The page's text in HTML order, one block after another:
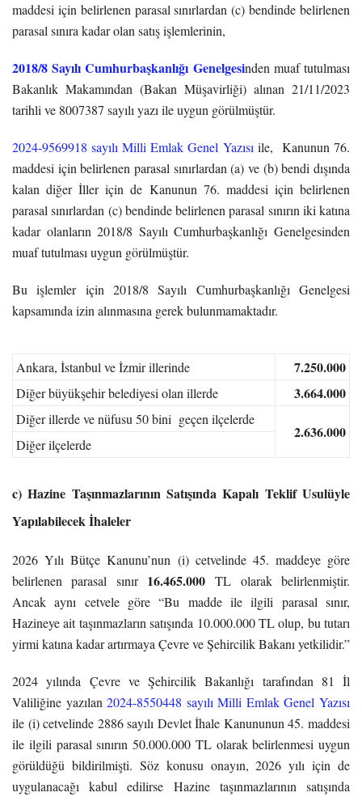
maddesi için belirlenen parasal sınırlardan (c) bendinde belirlenen
parasal sınıra kadar olan satış işlemlerinin,
2018/8 Sayılı Cumhurbaşkanlığı Genelgesinden muaf tutulması
Bakanlık Makamından (Bakan Müşavirliği) alınan 21/11/2023
tarihli ve 8007387 sayılı yazı ile uygun görülmüştür.
2024-9569918 sayılı Milli Emlak Genel Yazısı ile, Kanunun 76.
maddesi için belirlenen parasal sınırlardan (a) ve (b) bendi dışında
kalan diğer İller için de Kanunun 76. maddesi için belirlenen
parasal sınırlardan (c) bendinde belirlenen parasal sınırın iki katına
kadar olanların 2018/8 Sayılı Cumhurbaşkanlığı Genelgesinden
muaf tutulması uygun görülmüştür.
Bu işlemler için 2018/8 Sayılı Cumhurbaşkanlığı Genelgesi
kapsamında izin alınmasına gerek bulunmamaktadır.
Ankara, İstanbul ve İzmir illerinde 7.250.000
Diğer büyükşehir belediyesi olan illerde 3.664.000
Diğer illerde ve nüfusu 50 bini geçen ilçelerde
2.636.000
Diğer ilçelerde
c) Hazine Taşınmazlarının Satışında Kapalı Teklif Usulüyle
Yapılabilecek İhaleler
2026 Yılı Bütçe Kanunu’nun (i) cetvelinde 45. maddeye göre
belirlenen parasal sınır 16.465.000TL olarak belirlenmiştir.
Ancak aynı cetvele göre “Bu madde ile ilgili parasal sınır,
Hazineye ait taşınmazların satışında 10.000.000 TL olup, bu tutarı
yirmi katına kadar artırmaya Çevre ve Şehircilik Bakanı yetkilidir.”
2024 yılında Çevre ve Şehircilik Bakanlığı tarafından 81 İl
Valiliğine yazılan2024-8550448 sayılı Milli Emlak Genel Yazısı
ile (i) cetvelinde 2886 sayılı Devlet İhale Kanununun 45. maddesi
ile ilgili parasal sınırın 50.000.000 TL olarak belirlenmesi uygun
görüldüğü bildirilmişti. Söz konusu onayın, 2026 yılı için de
uygulanacağı kabul edilirse Hazine taşınmazlarının satışında